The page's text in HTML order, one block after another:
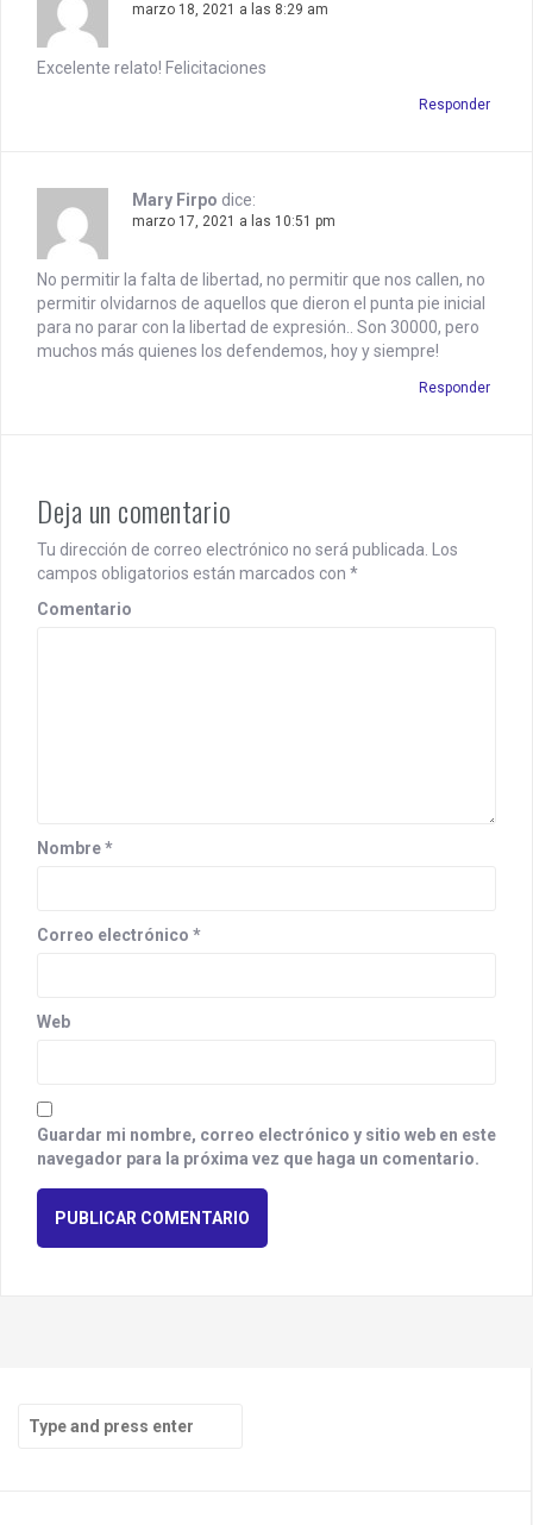
marzo 18, 2021 a las 8:29 am
Excelente relato! Felicitaciones
Responder
Mary Firpo dice:
marzo 17, 2021 a las 10:51 pm
No permitir la falta de libertad, no permitir que nos callen, no
permitir olvidarnos de aquellos que dieron el punta pie inicial
para no parar con la libertad de expresión.. Son 30000, pero
muchos más quienes los defendemos, hoy y siempre!
Responder
Deja un comentario
Tu dirección de correo electrónico no será publicada.
Los
campos obligatorios están marcados con *
Comentario
Nombre*
Correo electrónico *
Web
Guardar mi nombre, correo electrónico y sitio web en este
navegador para la próxima vez que haga un comentario.